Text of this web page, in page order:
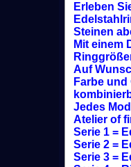
Erleben
Steinen
Mit einem
Auf
Farbe
Jedes
Atelier of
Serie 1 =
Serie 2 =
Serie 3 =